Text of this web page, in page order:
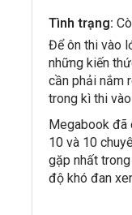
Tình trạng:
Để ôn thi vào
những kiến
cần phải nắm
trong kì thi
Megabook đã
10 và 10
gặp nhất
độ khó đan